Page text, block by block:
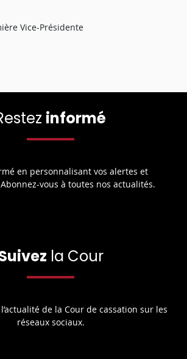
Vice-Présidente
informé
en personnalisant vos alertes et
vous à toutes nos actualités.
la Cour
de la Cour de cassation sur les
réseaux sociaux.